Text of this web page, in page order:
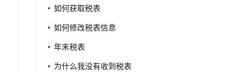
如何获取税表
如何修改税表信息
年末税表
为什么我没有收到税表